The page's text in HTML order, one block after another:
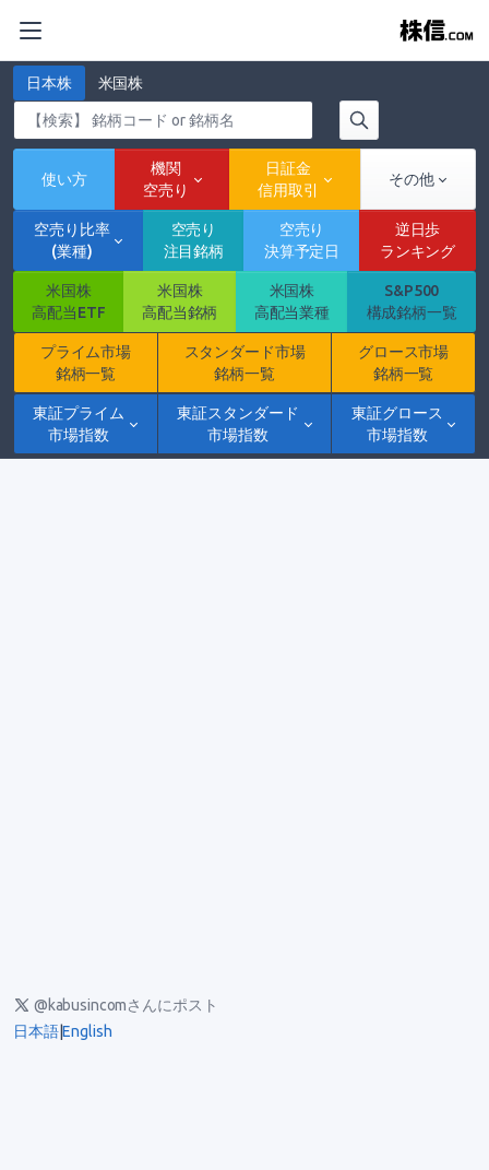
日本株 米国株
使い方
機関
空売り
日証金
信用取引
その他
空売り比率
(業種)
空売り
注目銘柄
空売り
決算予定日
逆日歩
ランキング
米国株
高配当ETF
米国株
高配当銘柄
米国株
高配当業種
S&P500
構成銘柄一覧
プライム市場
銘柄一覧
スタンダード市場
銘柄一覧
グロース市場
銘柄一覧
東証プライム
市場指数
東証スタンダード
市場指数
東証グロース
市場指数
@kabusincomさんにポスト
日本語|English